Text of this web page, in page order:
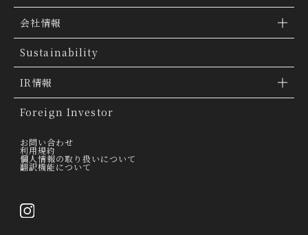
ブランド検索
ブランドトピックス
「ファッションの力を信じよう」
THE MOVIE
会社情報
TSI トピックス
会社概要
会社沿革
グループ会社
経営理念
採用情報
Sustainability
IR情報
IR情報
IR トピックス
IRライブラリー
Foreign Investor
お問い合わせ
利用規約
個人情報の取り扱いについて
翻訳機能について